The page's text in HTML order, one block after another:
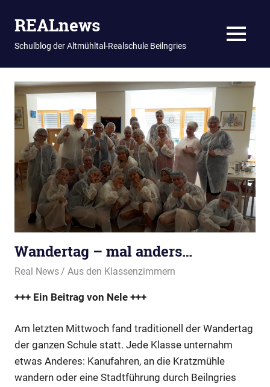
Inhalt
springen
REALnews
Schulblog der Altmühltal-Realschule Beilngries MENU
Wandertag – mal anders…
26. Juli 2019
Real News Aus den Klassenzimmern
+++ Ein Beitrag von Nele +++
Am letzten Mittwoch fand traditionell der Wandertag
der ganzen Schule statt. Jede Klasse unternahm
etwas Anderes: Kanufahren, an die Kratzmühle
wandern oder eine Stadtführung durch Beilngries